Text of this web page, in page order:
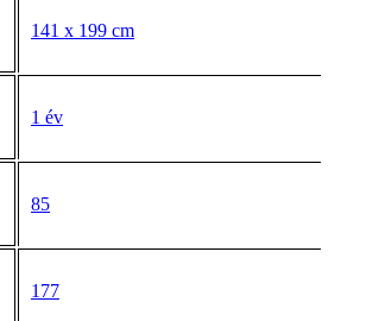
141 x 199 cm
1 év
85
177